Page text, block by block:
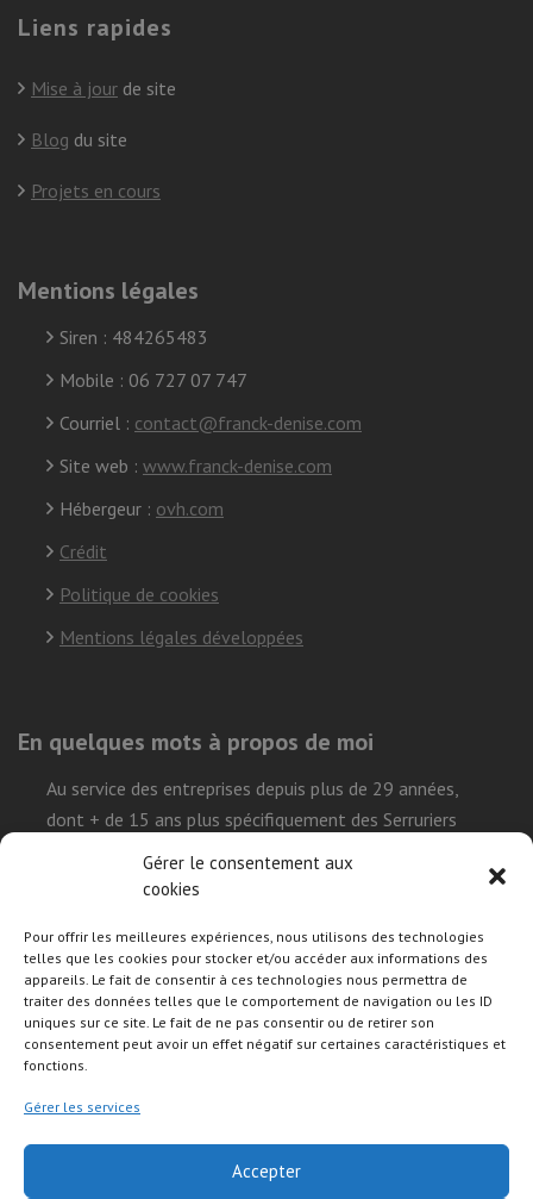
Gérer le consentement aux
cookies
Pour offrir les meilleures expériences, nous utilisons des technologies
telles que les cookies pour stocker et/ou accéder aux informations des
appareils. Le fait de consentir à ces technologies nous permettra de
traiter des données telles que le comportement de navigation ou les ID
uniques sur ce site. Le fait de ne pas consentir ou de retirer son
consentement peut avoir un effet négatif sur certaines caractéristiques et
fonctions.
Gérer les services
Accepter
Liens rapides
Mise à jour de site
Blog du site
Projets en cours
Mentions légales
Siren : 484265483
Mobile : 06 727 07 747
Courriel : contact@franck-denise.com
Site web : www.franck-denise.com
Hébergeur : ovh.com
Crédit
Politique de cookies
Mentions légales développées
En quelques mots à propos de moi
Au service des entreprises depuis plus de 29 années,
dont + de 15 ans plus spécifiquement des Serruriers
Urgentistes, ma mission est de simplifier la réalisation
leur projet sur le Web et démystifier l’environnement
permettant de construire leurs présences de façon
efficace, durable et autonome.
Suivre mon activité sur les réseaux sociaux